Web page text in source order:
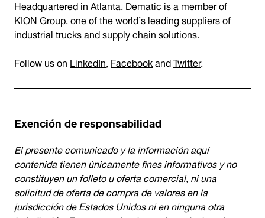
Headquartered in Atlanta, Dematic is a member of
KION Group, one of the world’s leading suppliers of
industrial trucks and supply chain solutions.
Follow us onLinkedIn,FacebookandTwitter.
Exención de responsabilidad
El presente comunicado y la información aquí
contenida tienen únicamente fines informativos y no
constituyen un folleto u oferta comercial, ni una
solicitud de oferta de compra de valores en la
jurisdicción de Estados Unidos ni en ninguna otra